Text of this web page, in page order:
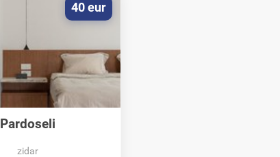
Pardoseli
zidar
40 eur